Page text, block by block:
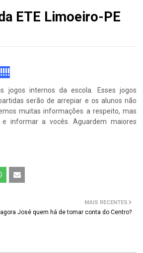
ETE Limoeiro-PE
jogos internos da escola. Esses jogos
serão de arrepiar e os alunos não
muitas informações a respeito, mas
informar a vocês. Aguardem maiores
MAIS RECENTES
agora José quem há de tomar conta do Centro?